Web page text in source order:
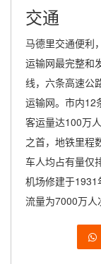
交通
马德里交通便利
运输网最完整和
线，六条高速公
运输网。市内12
客运量达100万
之首，地铁里程
车人均占有量仅
机场修建于
流量为7000万人